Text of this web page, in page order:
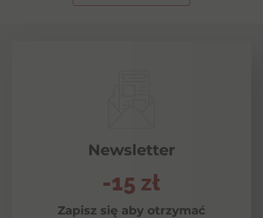
Newsletter
-15 zł
Zapisz się aby otrzymać